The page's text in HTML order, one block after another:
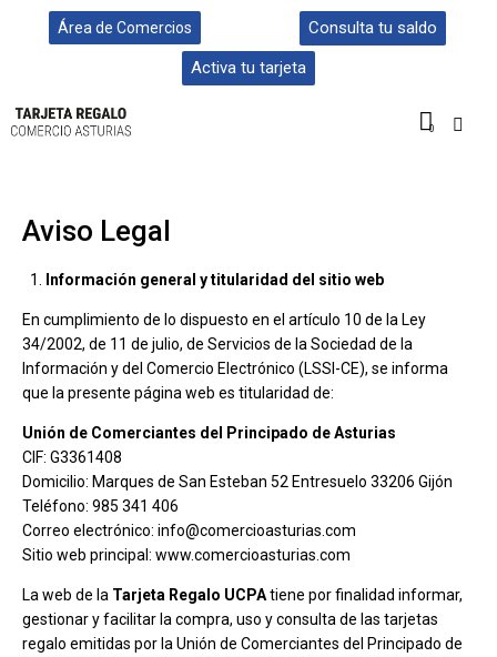
Área de Comercios
Consulta tu saldo
Activa tu tarjeta
0
Aviso Legal
Información general y titularidad del sitio web
En cumplimiento de lo dispuesto en el artículo 10 de la Ley
34/2002, de 11 de julio, de Servicios de la Sociedad de la
Información y del Comercio Electrónico (LSSI-CE), se informa
que la presente página web es titularidad de:
Unión de Comerciantes del Principado de Asturias
CIF: G3361408
Domicilio: Marques de San Esteban 52 Entresuelo 33206 Gijón
Teléfono: 985 341 406
Correo electrónico: info@comercioasturias.com
Sitio web principal: www.comercioasturias.com
La web de la Tarjeta Regalo UCPAtiene por finalidad informar,
gestionar y facilitar la compra, uso y consulta de las tarjetas
regalo emitidas por la Unión de Comerciantes del Principado de